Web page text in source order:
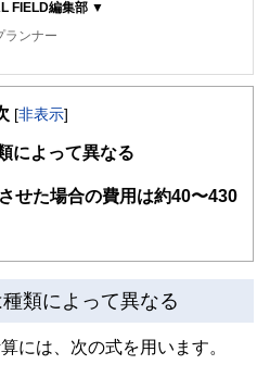
FIELD編集部 ▼
ランナー
は、金融、経済に関する記事を、日々
解できるようわかりやすく発信していま
や暮らし」に関する書籍・雑誌の編集経
画立案から記事掲載まですべての工程に
線のコンテンツを追求しています。
は、ファイナンシャルプランナー、弁
ンナー、公認会計士、社会保険労務
アナリスト、キャリアコンサルタントな
者を執筆者・監修者として迎え、むず
[非表示]
によって異なる
せた場合の費用は約40〜430
類によって異なる
には、次の式を用います。